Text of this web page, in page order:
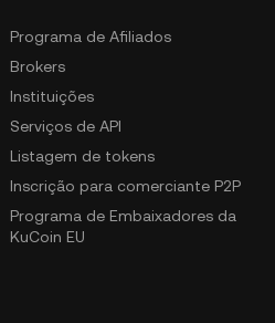
Programa de Afiliados
Brokers
Instituições
Serviços de API
Listagem de tokens
Inscrição para comerciante P2P
Programa de Embaixadores da
KuCoin EU